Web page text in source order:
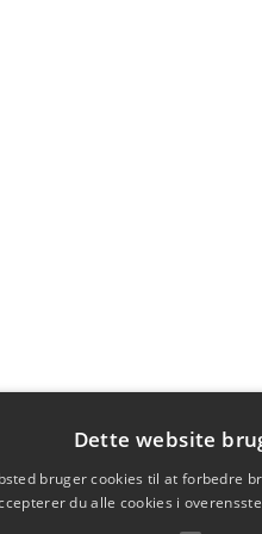
Dette website
bruger cookies til at forbedre
du alle cookies i